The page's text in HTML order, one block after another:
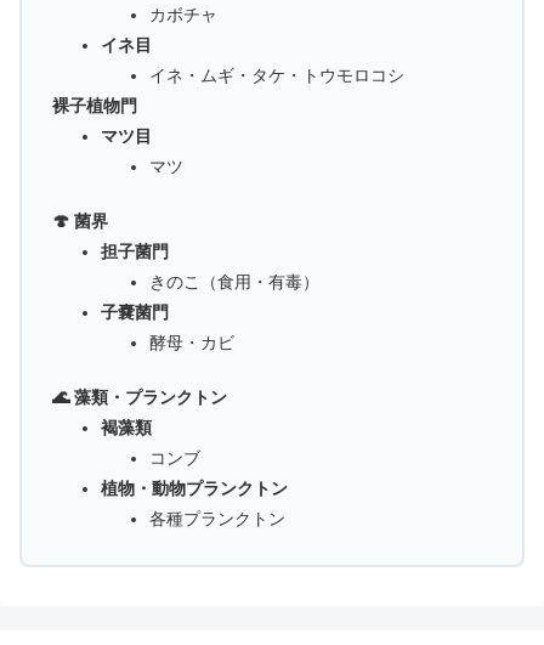
カボチャ
イネ目
イネ・ムギ・タケ・トウモロコシ
裸子植物門
マツ目
マツ
🍄 菌界
担子菌門
きのこ（食用・有毒）
子嚢菌門
酵母・カビ
🌊 藻類・プランクトン
褐藻類
コンブ
植物・動物プランクトン
各種プランクトン